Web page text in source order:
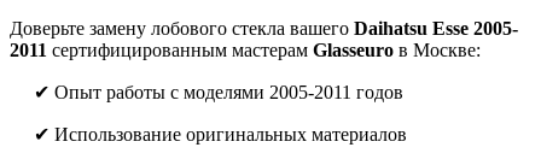
Доверьте замену лобового стекла вашего Daihatsu Esse 2005-
2011 сертифицированным мастерам Glasseuro в Москве:
✔ Опыт работы с моделями 2005-2011 годов
✔ Использование оригинальных материалов